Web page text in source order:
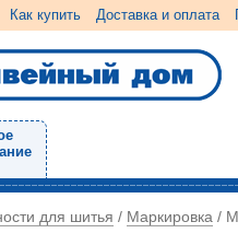
Как купить Доставка и оплата
для шитья / Маркировка /